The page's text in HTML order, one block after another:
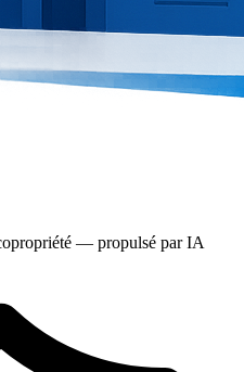
— propulsé par IA